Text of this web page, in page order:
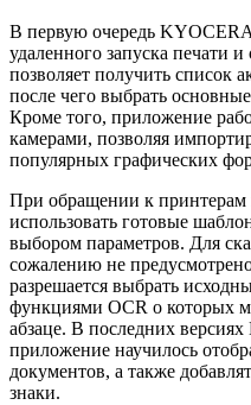
В первую очередь
удаленного запуска печати
позволяет получить список
после чего выбрать
Кроме того, приложение
камерами, позволяя
популярных графических
При обращении к принтерам
использовать готовые
выбором параметров. Для
сожалению не
разрешается выбрать
функциями OCR о которых
абзаце. В последних
приложение научилось
документов, а также
знаки.